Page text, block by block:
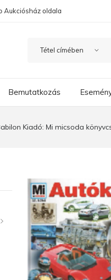
Aukciósház oldala
Bemutatkozás
Kiadó: Mi micsoda